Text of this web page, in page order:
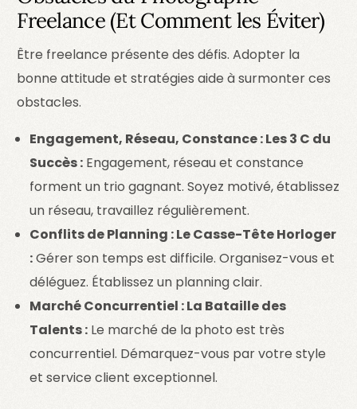
Freelance (Et Comment les Éviter)
Être freelance présente des défis. Adopter la
bonne attitude et stratégies aide à surmonter ces
obstacles.
Engagement, Réseau, Constance : Les 3 C du
Succès : Engagement, réseau et constance
forment un trio gagnant. Soyez motivé, établissez
un réseau, travaillez régulièrement.
Conflits de Planning : Le Casse-Tête Horloger
:Gérer son temps est difficile. Organisez-vous et
déléguez. Établissez un planning clair.
Marché Concurrentiel : La Bataille des
Talents : Le marché de la photo est très
concurrentiel. Démarquez-vous par votre style
et service client exceptionnel.